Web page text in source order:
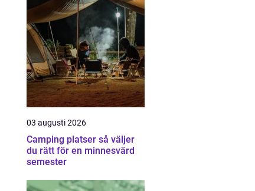
03 augusti 2026
Camping platser så väljer
du rätt för en minnesvärd
semester